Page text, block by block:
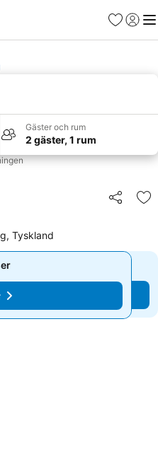
Favoriter
Logga
Gäster och rum
2 gäster, 1 rum
Dela
Tyskland